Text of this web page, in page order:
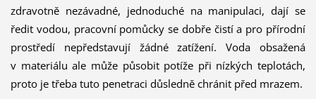
zdravotně nezávadné, jednoduché na manipulaci, dají se
ředit vodou, pracovní pomůcky se dobře čistí a pro přírodní
prostředí nepředstavují žádné zatížení. Voda obsažená
v materiálu ale může působit potíže při nízkých teplotách,
proto je třeba tuto penetraci důsledně chránit před mrazem.